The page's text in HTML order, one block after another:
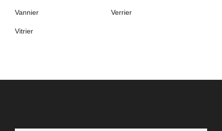
Vannier Verrier
Vitrier